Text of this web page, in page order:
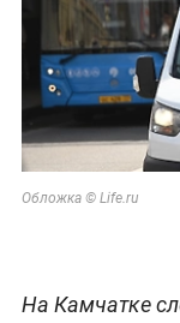
Обложка © Life.ru
На Камчатке